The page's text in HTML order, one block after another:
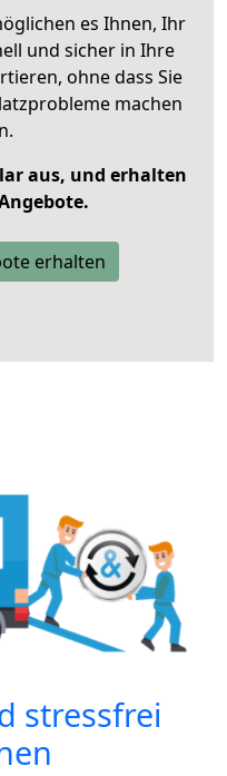
es Ihnen, Ihr
und sicher in Ihre
ohne dass Sie
machen
aus, und erhalten
erhalten
stressfrei